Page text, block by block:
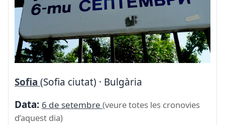
Sofia (Sofia ciutat) · Bulgària
Data: 6 de setembre (veure totes les cronovies
d’aquest dia)